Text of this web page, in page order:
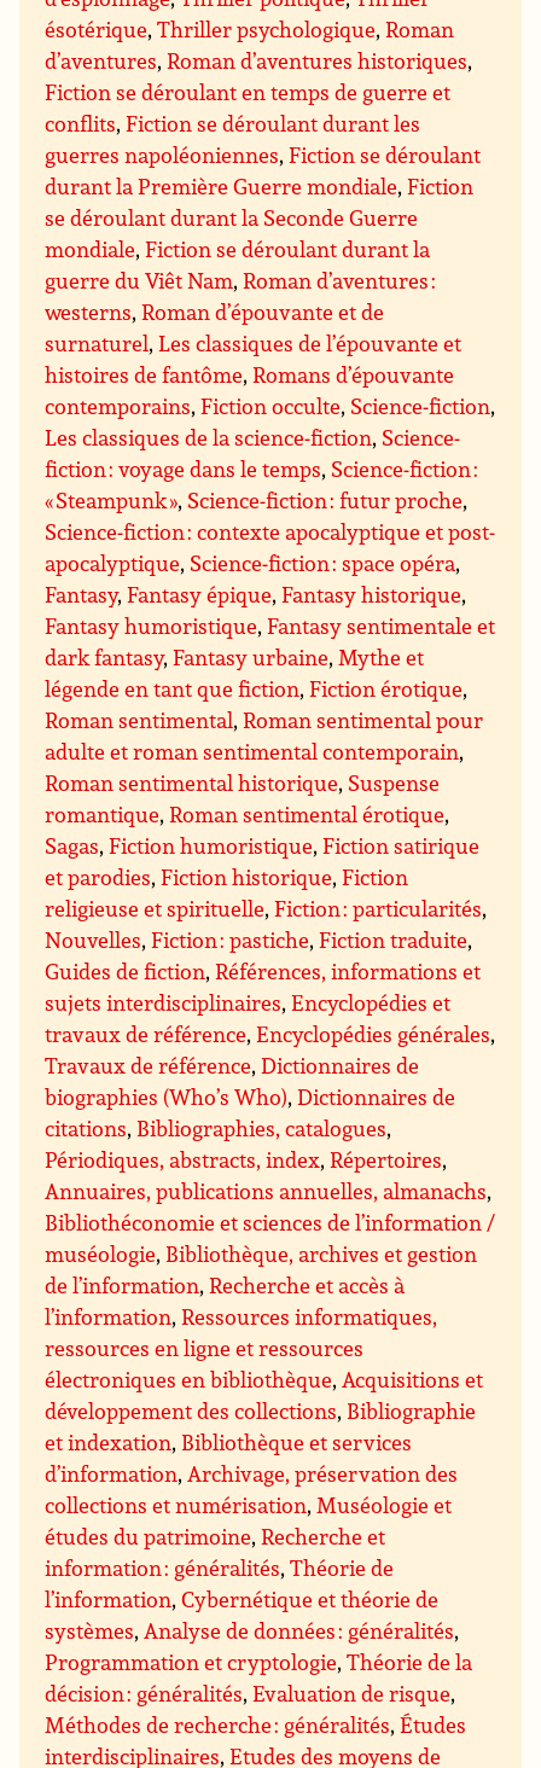
ésotérique,Thriller psychologique,Roman
d’aventures,Roman d’aventures historiques,
Fiction se déroulant en temps de guerre et
conflits,Fiction se déroulant durant les
guerres napoléoniennes,Fiction se déroulant
durant la Première Guerre mondiale,Fiction
se déroulant durant la Seconde Guerre
mondiale,Fiction se déroulant durant la
guerre du Viêt Nam,Roman d’aventures :
westerns,Roman d’épouvante et de
surnaturel,Les classiques de l’épouvante et
histoires de fantôme,Romans d’épouvante
contemporains,Fiction occulte, Science-fiction,
Les classiques de la science-fiction, Science-
fiction : voyage dans le temps, Science-fiction :
« Steampunk », Science-fiction : futur proche,
Science-fiction : contexte apocalyptique et post-
apocalyptique, Science-fiction : space opéra,
Fantasy,Fantasy épique,Fantasy historique,
Fantasy humoristique,Fantasy sentimentale et
dark fantasy,Fantasy urbaine,Mythe et
légende en tant que fiction,Fiction érotique,
Roman sentimental,Roman sentimental pour
adulte et roman sentimental contemporain,
Roman sentimental historique, Suspense
romantique,Roman sentimental érotique,
Sagas,Fiction humoristique,Fiction satirique
et parodies,Fiction historique,Fiction
religieuse et spirituelle,Fiction : particularités,
Nouvelles,Fiction : pastiche,Fiction traduite,
Guides de fiction,Références, informations et
sujets interdisciplinaires,Encyclopédies et
travaux de référence,Encyclopédies générales,
Travaux de référence,Dictionnaires de
biographies (Who’s Who),Dictionnaires de
citations, Bibliographies, catalogues,
Périodiques, abstracts, index,Répertoires,
Annuaires, publications annuelles, almanachs,
Bibliothéconomie et sciences de l’information /
muséologie, Bibliothèque, archives et gestion
de l’information,Recherche et accès à
l’information,Ressources informatiques,
ressources en ligne et ressources
électroniques en bibliothèque,Acquisitions et
développement des collections, Bibliographie
et indexation, Bibliothèque et services
d’information,Archivage, préservation des
collections et numérisation,Muséologie et
études du patrimoine,Recherche et
information : généralités,Théorie de
l’information,Cybernétique et théorie de
systèmes,Analyse de données : généralités,
Programmation et cryptologie,Théorie de la
décision : généralités,Evaluation de risque,
Méthodes de recherche : généralités,Études
interdisciplinaires,Etudes des moyens de